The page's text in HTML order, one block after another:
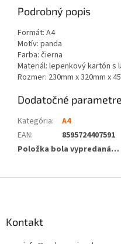
Podrobný popis
Formát: A4
Motív: panda
Farba: čierna
Materiál: lepenkový kartón s
Rozmer: 230mm x 320mm x
Dodatočné parametre
Kategória:
A4
EAN:
8595724407591
Položka bola vypredaná…
Kontakt